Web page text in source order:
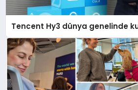
Tencent Hy3 dünya genelinde